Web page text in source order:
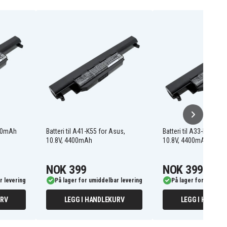
levering
Batteri til A41-K55 for Asus,
10.8V, 4400mAh
NOK 399
På lager for umiddelbar levering
LEGG I HANDLEKURV
Batteri til A33-K55 for
10.8V, 4400mAh
NOK 399
På lager for
LEGG I